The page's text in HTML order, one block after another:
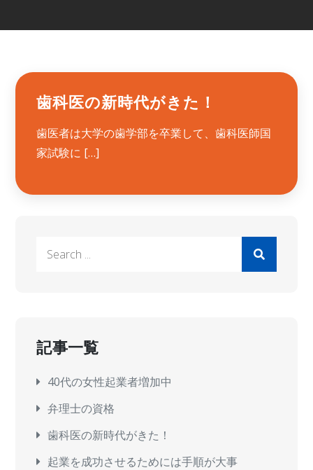
歯科医の新時代がきた！
歯医者は大学の歯学部を卒業して、歯科医師国
家試験に […]
記事一覧
40代の女性起業者増加中
弁理士の資格
歯科医の新時代がきた！
起業を成功させるためには手順が大事